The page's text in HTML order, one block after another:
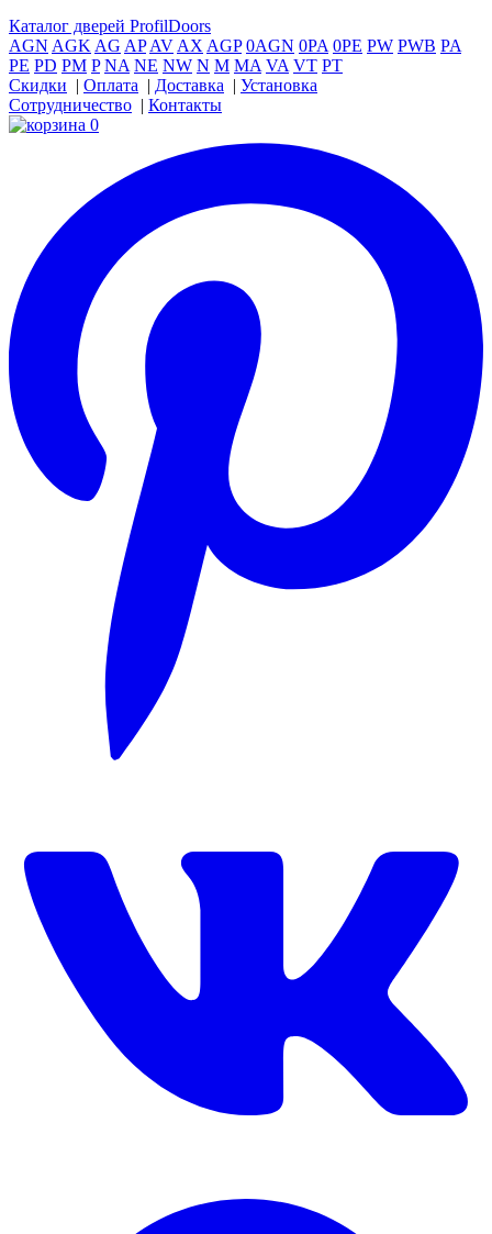
Каталог дверей ProfilDoors
AGN AGKAG APAVAXAGP 0AGN 0PA 0PE PW PWB PA
PE PD PM P NA NE NW N M MA VA VT PT
Скидки
Оплата Доставка
Установка
Сотрудничество
Контакты
0